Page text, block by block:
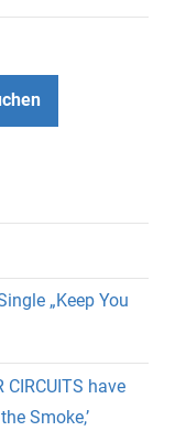
„Keep You
have
Smoke,’